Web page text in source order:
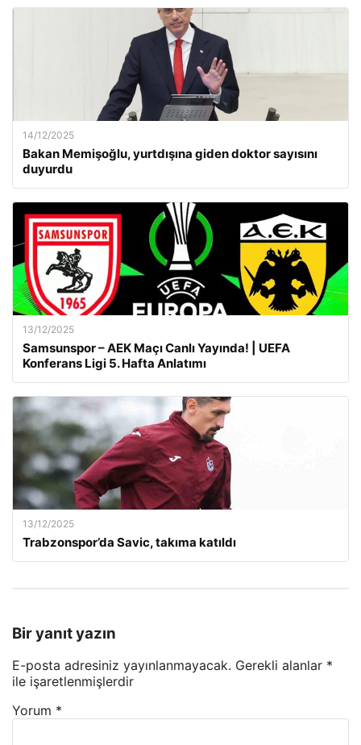
14/12/2025
Bakan Memişoğlu, yurtdışına giden doktor sayısını
duyurdu
13/12/2025
Samsunspor – AEK Maçı Canlı Yayında! | UEFA
Konferans Ligi 5. Hafta Anlatımı
13/12/2025
Trabzonspor’da Savic, takıma katıldı
Bir yanıt yazın
E-posta adresiniz yayınlanmayacak. Gerekli alanlar *
ile işaretlenmişlerdir
Yorum *